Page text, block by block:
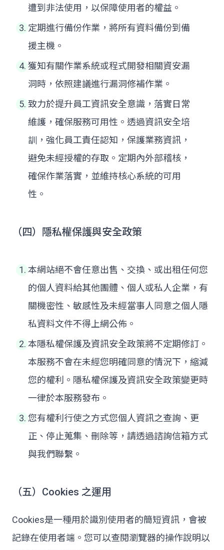
遭到非法使用，以保障使用者的權益。
定期進行備份作業，將所有資料備份到備
援主機。
獲知有關作業系統或程式開發相關資安漏
洞時，依照建議進行漏洞修補作業。
致力於提升員工資訊安全意識，落實日常
維護，確保服務可用性。透過資訊安全培
訓，強化員工責任認知，保護業務資訊，
避免未經授權的存取。定期內外部稽核，
確保作業落實，並維持核心系統的可用
性。
（四）隱私權保護與安全政策
本網站絕不會任意出售、交換、或出租任何您
的個人資料給其他團體、個人或私人企業，有
關機密性、敏感性及未經當事人同意之個人隱
私資料文件不得上網公佈。
本隱私權保護及資訊安全政策將不定期修訂。
本服務不會在未經您明確同意的情況下，縮減
您的權利。隱私權保護及資訊安全政策變更時
一律於本服務發布。
您有權利行使之方式您個人資訊之查詢、更
正、停止蒐集、刪除等，請透過諮詢信箱方式
與我們聯繫。
（五）Cookies 之運用
Cookies是一種用於識別使用者的簡短資訊，會被
記錄在使用者端。您可以查閱瀏覽器的操作說明以